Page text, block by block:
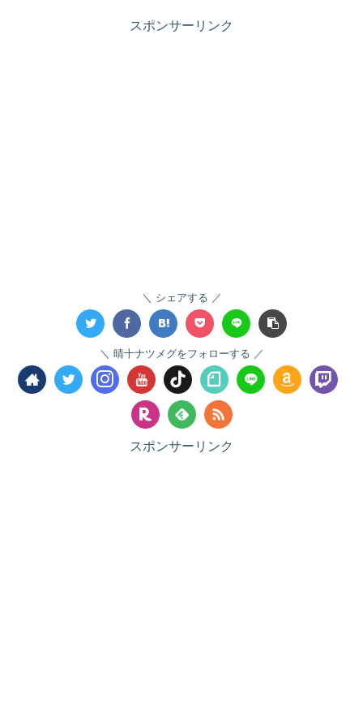
スポンサーリンク
シェアする
晴十ナツメグをフォローする
スポンサーリンク